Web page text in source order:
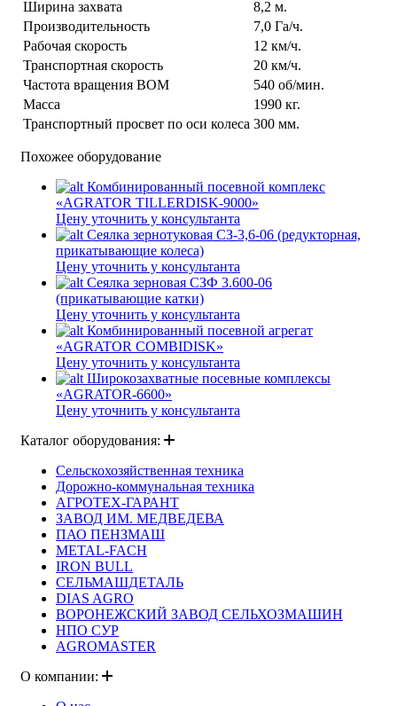
Ширина захвата
8,2 м.
Производительность
7,0 Га/ч.
Рабочая скорость
12 км/ч.
Транспортная скорость
20 км/ч.
Частота вращения ВОМ
540 об/мин.
Масса
1990 кг.
Транспортный просвет по оси колеса 300 мм.
Похожее оборудование
Комбинированный посевной комплекс
«AGRATOR TILLERDISK-9000»
Цену уточнить у консультанта
Сеялка зернотуковая СЗ-3,6-06 (редукторная,
прикатывающие колеса)
Цену уточнить у консультанта
Сеялка зерновая СЗФ 3.600-06
(прикатывающие катки)
Цену уточнить у консультанта
Комбинированный посевной агрегат
«AGRATOR COMBIDISK»
Цену уточнить у консультанта
Широкозахватные посевные комплексы
«AGRATOR-6600»
Цену уточнить у консультанта
Каталог оборудования:
Сельскохозяйственная техника
Дорожно-коммунальная техника
АГРОТЕХ-ГАРАНТ
ЗАВОД ИМ. МЕДВЕДЕВА
ПАО ПЕНЗМАШ
METAL-FACH
IRON BULL
СЕЛЬМАШДЕТАЛЬ
DIAS AGRO
ВОРОНЕЖСКИЙ ЗАВОД СЕЛЬХОЗМАШИН
НПО СУР
AGROMASTER
О компании: